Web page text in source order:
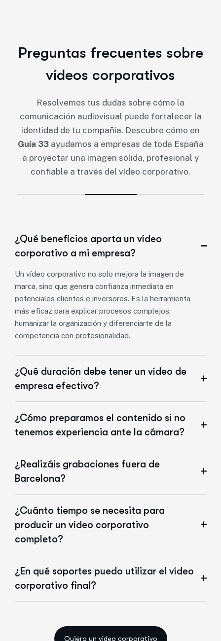
Preguntas frecuentes sobre
vídeos corporativos
Resolvemos tus dudas sobre cómo la
comunicación audiovisual puede fortalecer la
identidad de tu compañía. Descubre cómo en
Guía 33ayudamos a empresas de toda España
a proyectar una imagen sólida, profesional y
confiable a través del vídeo corporativo.
¿Qué beneficios aporta un vídeo
corporativo a mi empresa?
Un vídeo corporativo no solo mejora la imagen de
marca, sino que genera confianza inmediata en
potenciales clientes e inversores. Es la herramienta
más eficaz para explicar procesos complejos,
humanizar la organización y diferenciarte de la
competencia con profesionalidad.
¿Qué duración debe tener un vídeo de
empresa efectivo?
¿Cómo preparamos el contenido si no
tenemos experiencia ante la cámara?
¿Realizáis grabaciones fuera de
Barcelona?
¿Cuánto tiempo se necesita para
producir un vídeo corporativo
completo?
¿En qué soportes puedo utilizar el vídeo
corporativo final?
Quiero un vídeo corporativo